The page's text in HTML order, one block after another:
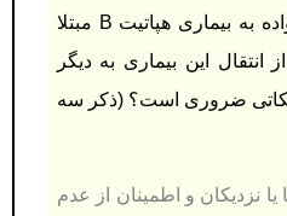
5- فردی از اعضای يک خانواده به بیماری هپاتیت B مبتلا
اين بیماری به ديگر
نکاتی ضروری است؟ (ذكر سه
نزدیکان و اطمینان از عدم